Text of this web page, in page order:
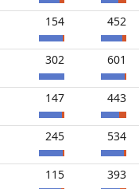
154 452
302 601
147 443
245 534
115 393